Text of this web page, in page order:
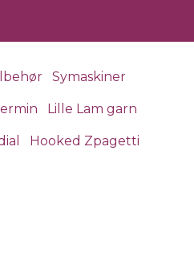
Symaskiner
Lille Lam garn
Hooked Zpagetti